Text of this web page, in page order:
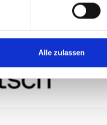
Alle zulassen